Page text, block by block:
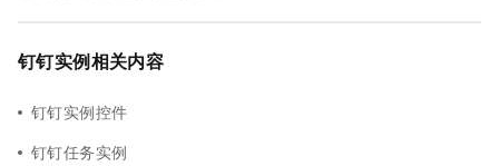
钉钉实例相关内容
钉钉实例控件
钉钉任务实例